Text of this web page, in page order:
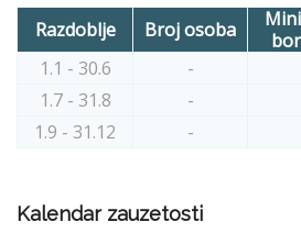
Razdoblje Broj osoba
1.1 - 30.6
-
1.7 - 31.8
-
1.9 - 31.12
-
Kalendar zauzetosti